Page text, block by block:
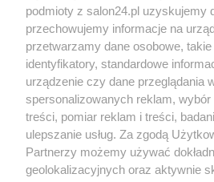
Społeczeństwo
Kultura
X Facebook
podmioty z salon24.pl uzyskujemy
przechowujemy informacje na
przetwarzamy dane osobowe,
identyfikatory, standardowe
urządzenie czy dane przeglądania
spersonalizowanych reklam,
treści, pomiar reklam i treści,
ulepszanie usług. Za zgodą
Partnerzy możemy używać
geolokalizacyjnych oraz aktywnie